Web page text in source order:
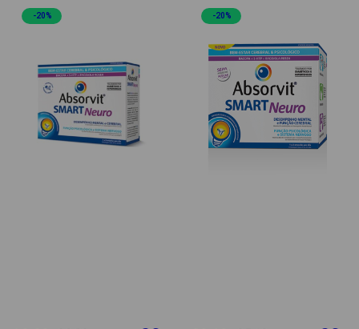
-20% -20%